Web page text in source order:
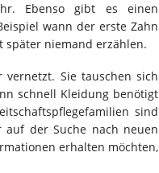
Ebenso gibt es einen
wann der erste Zahn
später niemand erzählen.
Sie tauschen sich
schnell Kleidung benötigt
sind
der Suche nach neuen
erhalten möchten,